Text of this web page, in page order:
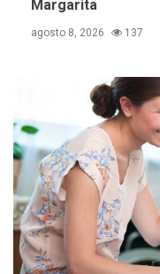
Margarita
agosto 8, 2026 137